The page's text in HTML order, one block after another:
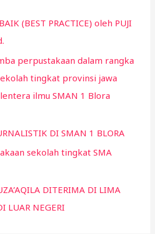
(BEST PRACTICE) oleh PUJI
perpustakaan dalam rangka
tingkat provinsi jawa
ilmu SMAN 1 Blora
DI SMAN 1 BLORA
sekolah tingkat SMA
DITERIMA DI LIMA
LUAR NEGERI